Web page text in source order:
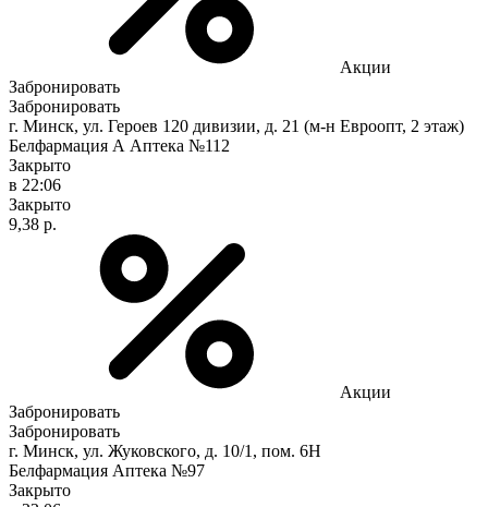
Акции
Забронировать
Забронировать
г. Минск, ул. Героев 120 дивизии, д. 21 (м-н Евроопт, 2 этаж)
Белфармация А Аптека №112
Закрыто
в 22:06
Закрыто
9,38 р.
Акции
Забронировать
Забронировать
г. Минск, ул. Жуковского, д. 10/1, пом. 6Н
Белфармация Аптека №97
Закрыто